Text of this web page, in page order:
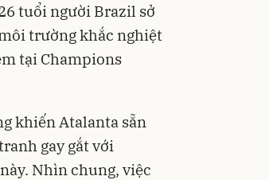
tuổi người Brazil sở
trường khắc nghiệt
tại Champions
khiến Atalanta sẵn
gay gắt với
Nhìn chung, việc